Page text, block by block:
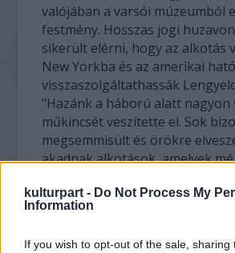
kulturpart - Do Not Process My
Information
If you wish to opt-out of the sale, sharing
valójában a varsói múzeumból
festmény. Hosszas jogi
sikerült elérni, hogy az alkotás
New Yorkba és az amerikai
visszaszolgáltathassák
"Hazánk a háború alatt nagyon
műkincsét veszítette el. Sok
megsemmisült és örökre
akadnak alkotások, amelyek
- jelentette ki a csütörtöki
átadási ceremónián a lengyel